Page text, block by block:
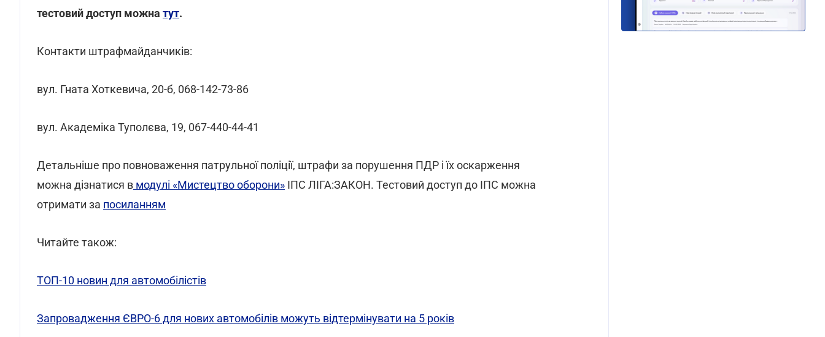
тестовий доступ можна тут.
Контакти штрафмайданчиків:
вул. Гната Хоткевича, 20-б, 068-142-73-86
вул. Академіка Туполєва, 19, 067-440-44-41
Детальніше про повноваження патрульної поліції, штрафи за порушення ПДР і їх оскарження
можна дізнатися в модулі «Мистецтво оборони» ІПС ЛІГА:ЗАКОН. Тестовий доступ до ІПС можна
отримати за посиланням
Читайте також:
ТОП-10 новин для автомобілістів
Запровадження ЄВРО-6 для нових автомобілів можуть відтермінувати на 5 років